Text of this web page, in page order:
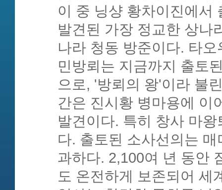
이 중 닝샹 황차이진에서
발견된 가장 정교한 상나
나라 청동 방준이다. 타
민방뢰는 지금까지 출토
으로, '방뢰의 왕'이라 불
간은 진시황 병마용에 이
발견이다. 특히 창사 마
다. 출토된 소사선의는
과하다. 2,100여 년 동안
도 온전하게 보존되어 세